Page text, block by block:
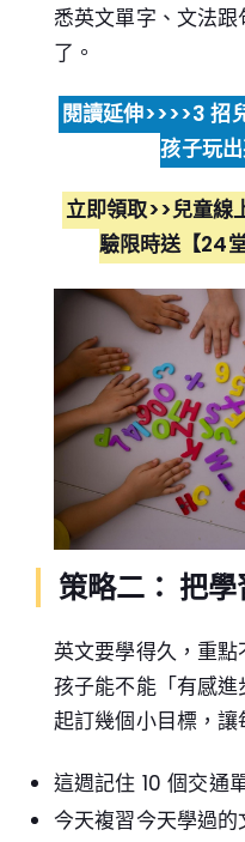
悉英文單字、文法
了。
閱讀延伸>>>>3 招
孩子玩
立即領取>>兒童線
驗限時送【24
策略二： 把
英文要學得久，重
孩子能不能「有感
起訂幾個小目標，讓
這週記住 10 個交通
今天複習今天學過